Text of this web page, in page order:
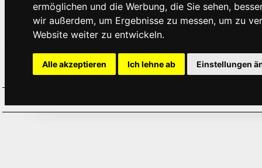
ermöglichen und die Werbung, die Sie sehen,
wir außerdem, um Ergebnisse zu messen, um zu
Website weiter zu entwickeln.
Alle akzeptieren Ich lehne ab Einstellungen